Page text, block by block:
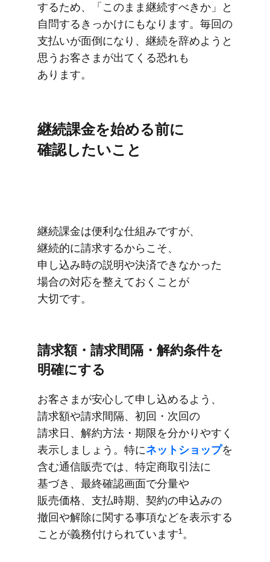
する​ため、​「このまま​継続すべきか」と​
自問する​きっかけにもなります。​毎回の​
支払いが​面倒に​なり、​継続を​辞めようと​
思う​お客さまが​出てくる​恐れも​
あります。
継続課金を​始める​前に​
確認したい​こと
継続課金は​便利な​仕組みですが、​
継続的に​請求するから​こそ、​
申し込み時の​説明や​決済できなかった​
場合の​対応を​整えておく​ことが​
大切です。
請求額・請求間隔・​解約条件を​
明確に​する
お客さまが​安心して​申し込めるよう、​
請求額や​請求間隔、​初回・次回の​
請求日、​解約方​法・期限を​分かりやすく​
表示しましょう。​特に​ネットショップを​
含む通信販売では、​特定商取引法に​
基づき、​最終確認画面で​分量や​
販売価格、​支払時期、​契約の​申込みの​
撤回や​解除に​関する​事項などを​表示する​
ことが​義務付けられています1。